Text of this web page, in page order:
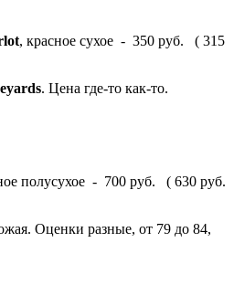
, красное сухое - 350 руб. ( 315
. Цена где-то как-то.
полусухое - 700 руб. ( 630 руб.
Оценки разные, от 79 до 84,